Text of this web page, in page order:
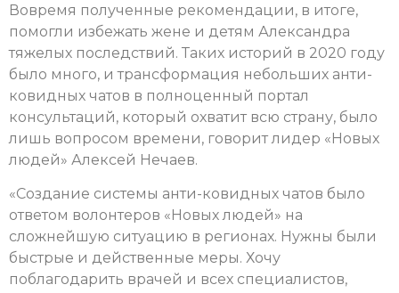
Вовремя полученные рекомендации, в итоге,
помогли избежать жене и детям Александра
тяжелых последствий. Таких историй в 2020 году
было много, и трансформация небольших анти-
ковидных чатов в полноценный портал
консультаций, который охватит всю страну, было
лишь вопросом времени, говорит лидер «Новых
людей» Алексей Нечаев.
«Создание системы анти-ковидных чатов было
ответом волонтеров «Новых людей» на
сложнейшую ситуацию в регионах. Нужны были
быстрые и действенные меры. Хочу
поблагодарить врачей и всех специалистов,